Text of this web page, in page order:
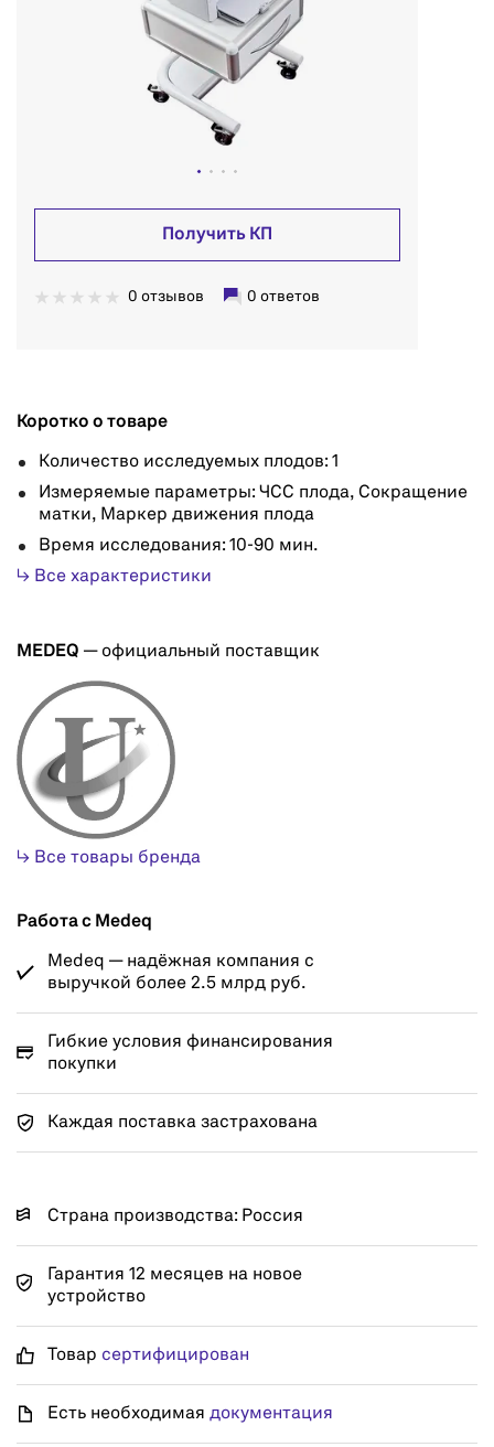
Получить КП
0 отзывов 0 ответов
Коротко о товаре
Количество исследуемых плодов: 1
Измеряемые параметры: ЧСС плода, Сокращение
матки, Маркер движения плода
Время исследования: 10-90 мин.
↳ Все характеристики
MEDEQ — официальный поставщик
↳ Все товары бренда
Работа с Medeq
Medeq — надёжная компания с
выручкой более 2.5 млрд руб.
Гибкие условия финансирования
покупки
Каждая поставка застрахована
Страна производства: Россия
Гарантия 12 месяцев на новое
устройство
Товар сертифицирован
Есть необходимая документация